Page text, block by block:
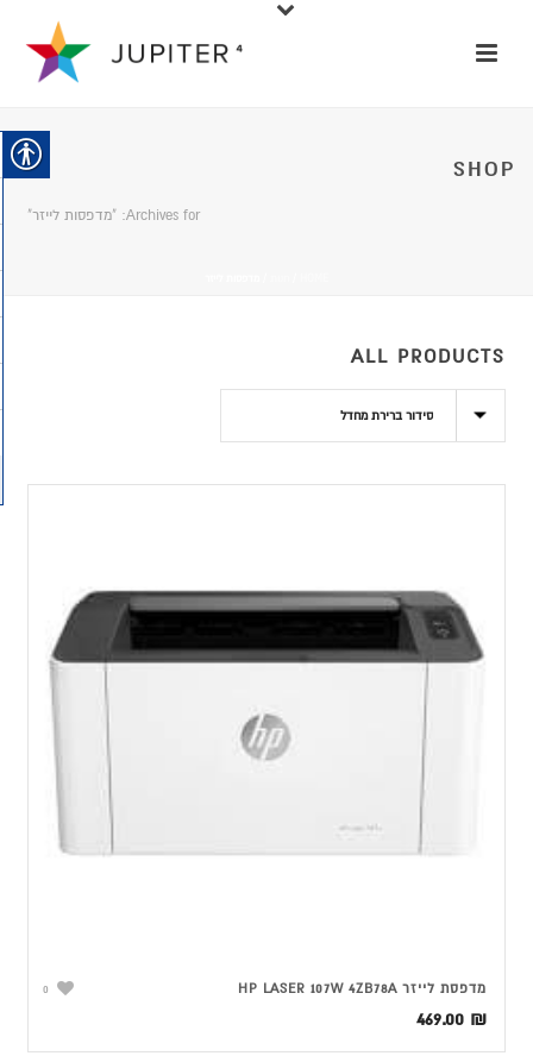
SHOP
Archives for: "מדפסות לייזר"
ALL PRODUCTS
0 מדפסת ‏לייזר HP LASER 107W 4ZB78A
469.00 ₪